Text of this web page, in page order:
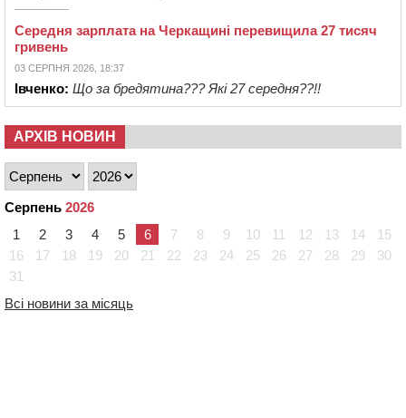
Середня зарплата на Черкащині перевищила 27 тисяч
гривень
03 СЕРПНЯ 2026, 18:37
Івченко: Що за бредятина??? Які 27 середня??!!
АРХІВ НОВИН
Серпень 2026
1
2 3 4 5 6 7 8 9 10 11 12 13 14
15
16
17 18 19 20 21 22 23 24 25 26 27 28 29
30
31
Всі новини за місяць